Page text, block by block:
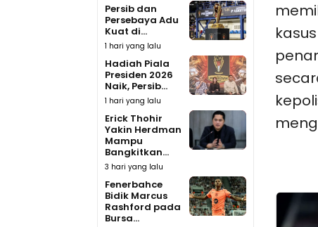
Persib dan
Persebaya Adu
Kuat di...
1 hari yang lalu
Hadiah Piala
Presiden 2026
Naik, Persib...
1 hari yang lalu
Erick Thohir
Yakin Herdman
Mampu
Bangkitkan...
3 hari yang lalu
Fenerbahce
Bidik Marcus
Rashford pada
Bursa...